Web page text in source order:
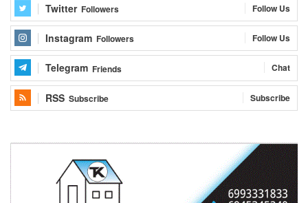
Twitter Followers Follow Us
Instagram Followers Follow Us
Telegram Friends Chat
RSS Subscribe Subscribe